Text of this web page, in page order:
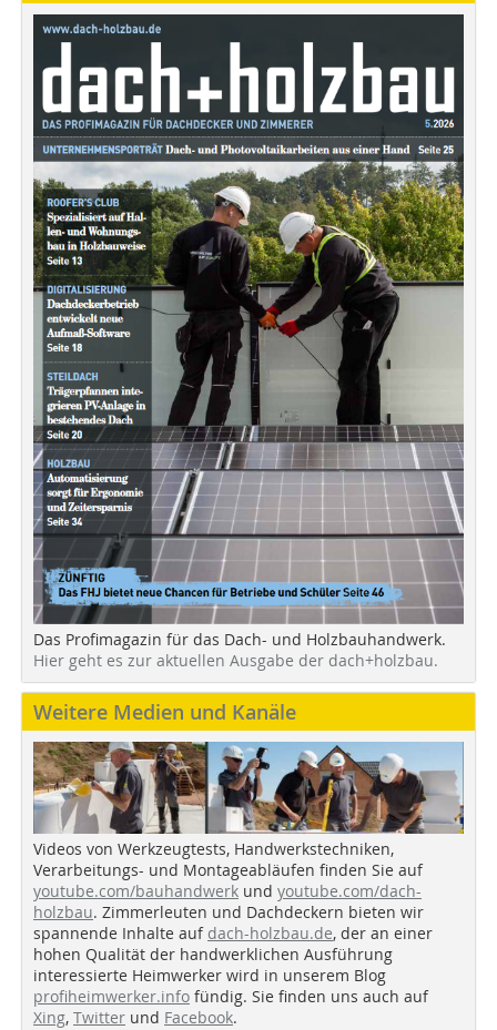
Das Profimagazin für das Dach- und Holzbauhandwerk.
Hier geht es zur aktuellen Ausgabe der dach+holzbau.
Weitere Medien und Kanäle
Videos von Werkzeugtests, Handwerkstechniken,
Verarbeitungs- und Montageabläufen finden Sie auf
youtube.com/bauhandwerk und youtube.com/dach-
holzbau. Zimmerleuten und Dachdeckern bieten wir
spannende Inhalte auf dach-holzbau.de, der an einer
hohen Qualität der handwerklichen Ausführung
interessierte Heimwerker wird in unserem Blog
profiheimwerker.info fündig. Sie finden uns auch auf
Xing, Twitter und Facebook.